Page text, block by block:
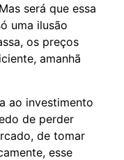
será que essa
uma ilusão
os preços
amanhã
ao investimento
de perder
de tomar
esse